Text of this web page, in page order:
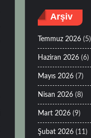
Arşiv
Temmuz 2026 (5)
Haziran 2026 (6)
Mayıs 2026 (7)
Nisan 2026 (8)
Mart 2026 (9)
Şubat 2026 (11)